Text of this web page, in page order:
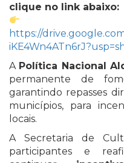
clique no link abaixo:
https://
A Política Nacional
permanente de
garantindo repasses
municípios, para
locais.
A Secretaria de
participantes e